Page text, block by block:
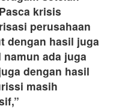
krisis
perusahaan
dengan hasil juga
ada juga
dengan hasil
masih